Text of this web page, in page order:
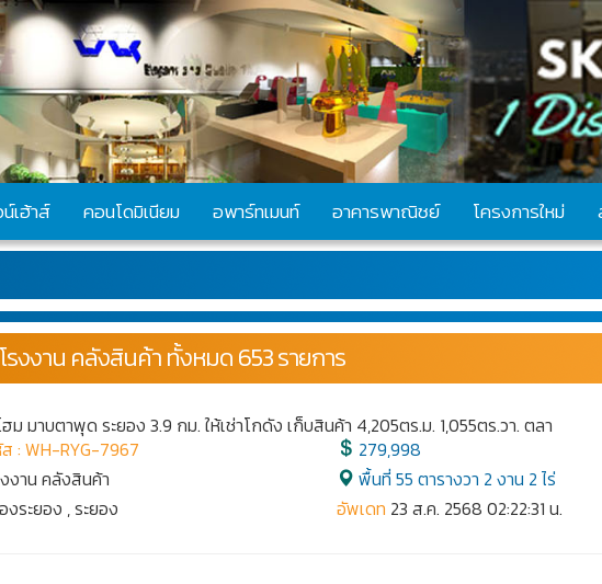
เฮ้าส์ คอนโดมิเนียม อพาร์ทเมนท์ อาคารพาณิชย์ โครงการใหม่
รงงาน คลังสินค้า ทั้งหมด 653 รายการ
ม มาบตาพุด ระยอง 3.9 กม. ให้เช่าโกดัง เก็บสินค้า 4,205ตร.ม. 1,055ตร.วา. ตลา
: WH-RYG-7967
งาน คลังสินค้า
งระยอง , ระยอง
279,998
พื้นที่ 55 ตารางวา 2 งาน 2 ไร่
อัพเดท 23 ส.ค. 2568 02:22:31 น.